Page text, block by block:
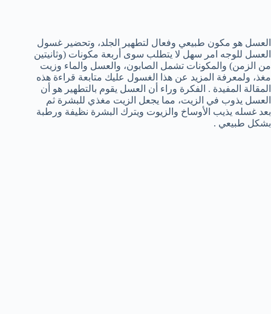
العسل هو مكون طبيعي وفعال لتطهير الجلد، وتحضير غسول
العسل للوجه امر سهل لا يتطلب سوى أربعة مكونات (وثانيتين
من الزمن) والمكونات تشمل الصابون، والعسل والماء وزيت
مغذ، ولمعرفة المزيد عن هذا الغسول عليك متابعة قراءة هذه
المقالة المفيدة . الفكرة وراء أن العسل يقوم بالتطهير هو أن
العسل يذوب في الزيت، مما يجعل الزيت مغذي للبشرة ثم
بعد غسله يذيب الأوساخ والزيوت ويترك البشرة نظيفة ورطبة
بشكل طبيعي .